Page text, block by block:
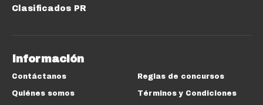
Clasificados PR
Información
Contáctanos
Quiénes somos
Reglas de concursos
Términos y Condiciones